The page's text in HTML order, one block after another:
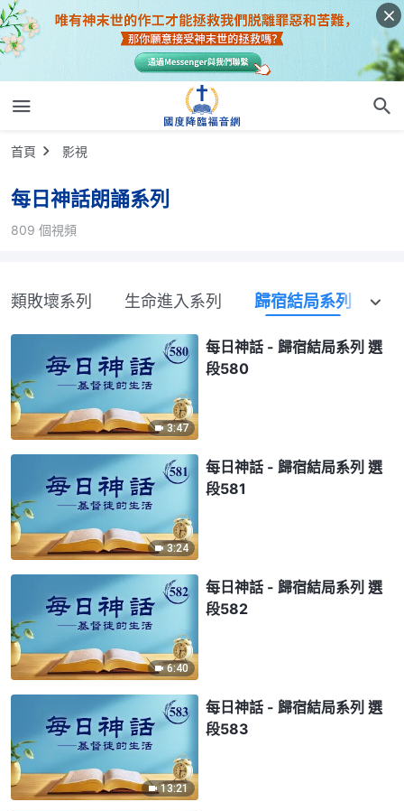
首頁 影視
每日神話朗誦系列
809 個視頻
類敗壞系列 生命進入系列 歸宿結局系列
3:47
每日神話 - 歸宿結局系列 選
段580
3:24
每日神話 - 歸宿結局系列 選
段581
6:40
每日神話 - 歸宿結局系列 選
段582
13:21
每日神話 - 歸宿結局系列 選
段583